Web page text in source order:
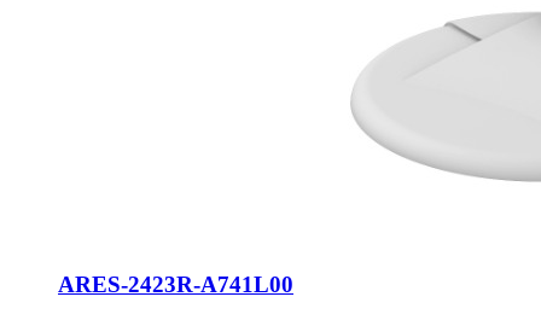
ARES-2423R-A741L00